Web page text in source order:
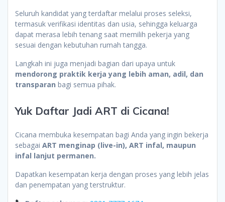
Seluruh kandidat yang terdaftar melalui proses seleksi,
termasuk verifikasi identitas dan usia, sehingga keluarga
dapat merasa lebih tenang saat memilih pekerja yang
sesuai dengan kebutuhan rumah tangga.
Langkah ini juga menjadi bagian dari upaya untuk
mendorong praktik kerja yang lebih aman, adil, dan
transparan bagi semua pihak.
Yuk Daftar Jadi ART di Cicana!
Cicana membuka kesempatan bagi Anda yang ingin bekerja
sebagai ART menginap (live-in), ART infal, maupun
infal lanjut permanen.
Dapatkan kesempatan kerja dengan proses yang lebih jelas
dan penempatan yang terstruktur.